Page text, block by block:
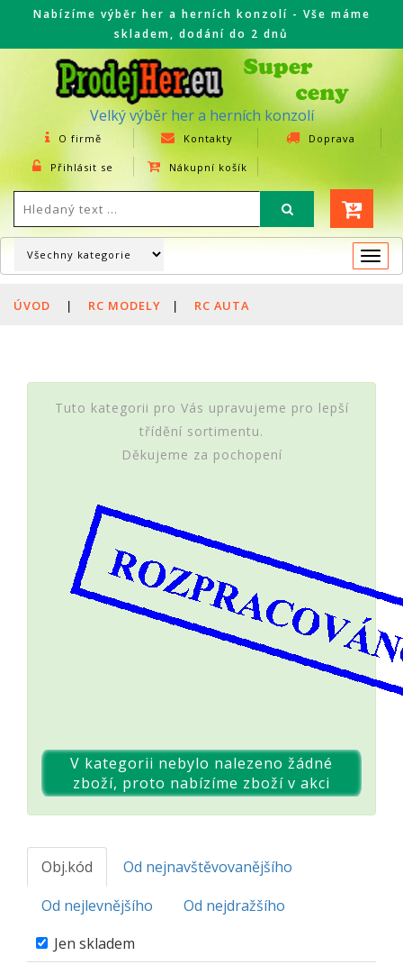
Nabízíme výběr her a herních konzolí - Vše máme
skladem, dodání do 2 dnů
Velký výběr her a herních konzolí
O firmě Kontakty Doprava
Přihlásit se Nákupní košík
ÚVOD | RC MODELY | RC AUTA
Tuto kategorii pro Vás upravujeme pro lepší
třídění sortimentu.
Děkujeme za pochopení
V kategorii nebylo nalezeno žádné
zboží, proto nabízíme zboží v akci
Obj.kód
Od nejnavštěvovanějšího
Od nejlevnějšího
Od nejdražšího
Jen skladem